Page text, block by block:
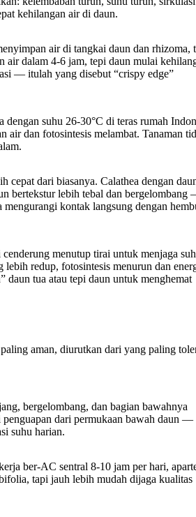
kehilangan air di daun.
air di tangkai daun dan rhizoma,
air dalam 4-6 jam, tepi daun mulai
— itulah yang disebut “crispy edge”
suhu 26-30°C di teras rumah
air dan fotosintesis melambat. Tanaman
cepat dari biasanya. Calathea dengan
bertekstur lebih tebal dan bergelombang
kontak langsung dengan
menutup tirai untuk menjaga
redup, fotosintesis menurun dan
daun tua atau tepi daun untuk menghemat
aman, diurutkan dari yang paling
bergelombang, dan bagian bawahnya
dari permukaan bawah daun —
suhu harian.
ber-AC sentral 8-10 jam per hari,
tapi jauh lebih mudah dijaga kualitas